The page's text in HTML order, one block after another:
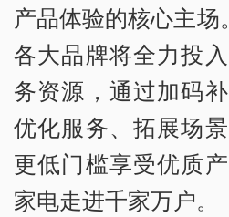
产品体验的核心主场
各大品牌将全力投
务资源，通过加码
优化服务、拓展场
更低门槛享受优质
家电走进千家万户。